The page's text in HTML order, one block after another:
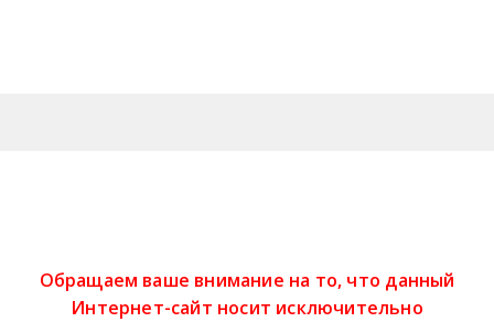
Обращаем ваше внимание на то, что данный
Интернет-сайт носит исключительно